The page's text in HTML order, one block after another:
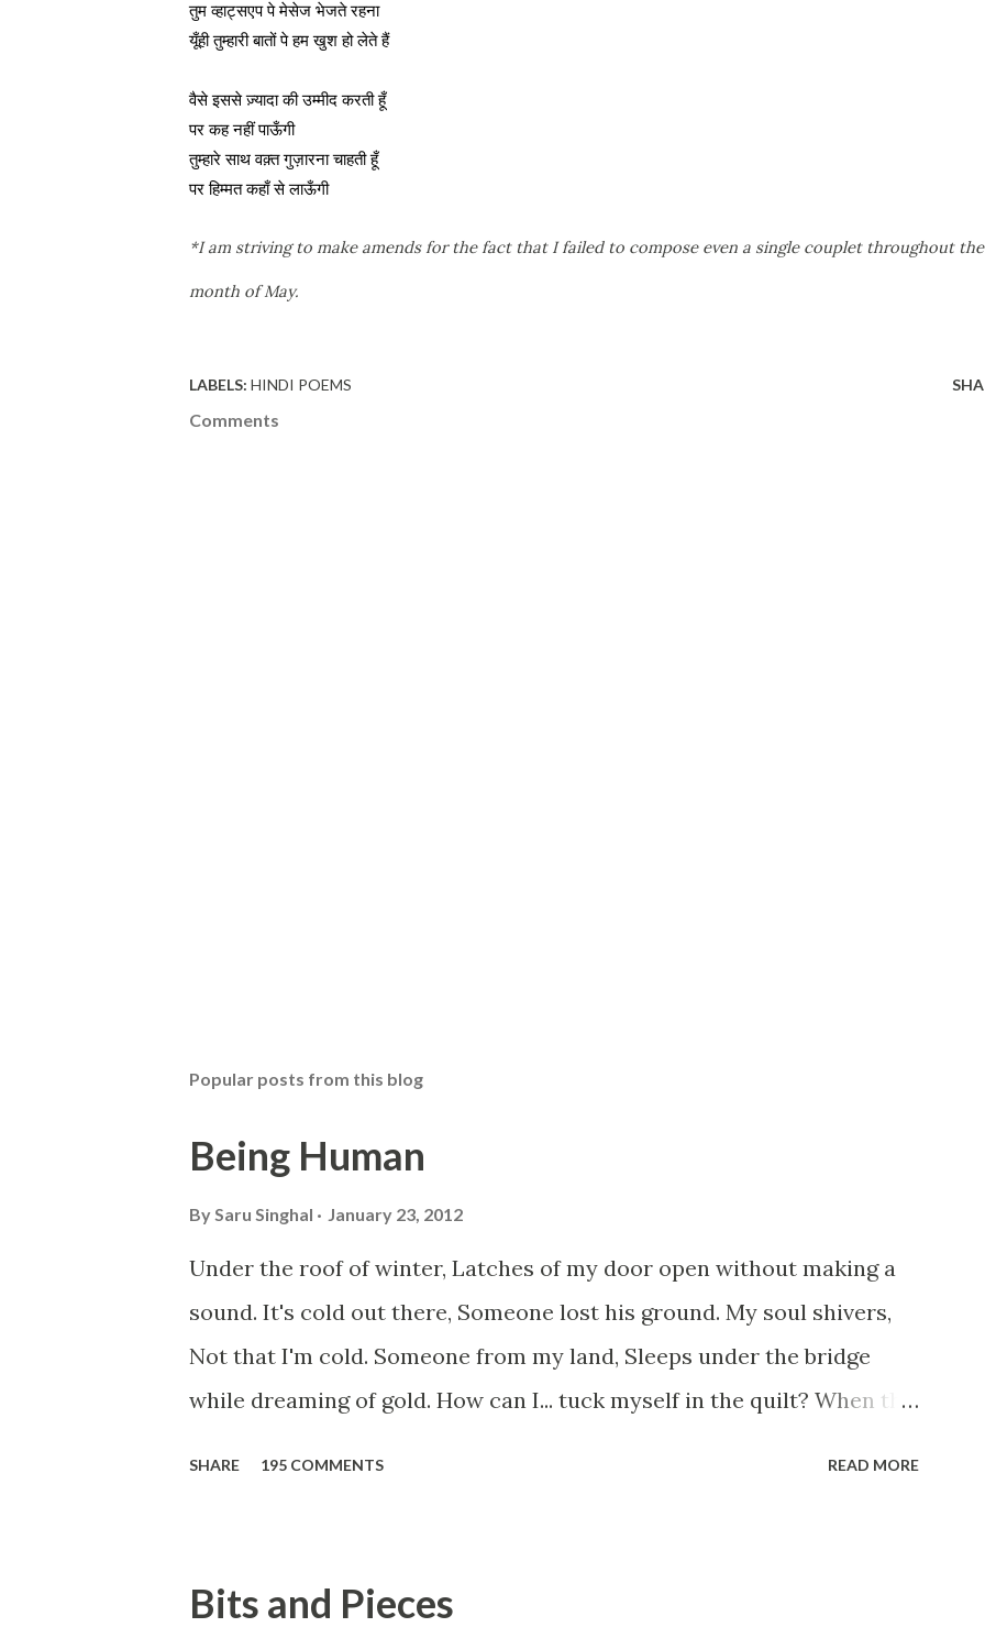
तुम व्हाट्सएप पे मेसेज भेजते रहना
यूँही तुम्हारी बातों पे हम खुश हो लेते हैं
वैसे इससे ज़्यादा की उम्मीद करती हूँ
पर कह नहीं पाऊँगी
तुम्हारे साथ वक़्त गुज़ारना चाहती हूँ
पर हिम्मत कहाँ से लाऊँगी
*I am striving to make amends for the fact that I failed to compose even a single couplet throughout the
month of May.
LABELS: HINDI POEMS
Comments
Popular posts from this blog
Being Human
BySaru Singhal January 23, 2012
Under the roof of winter, Latches of my door open without making a
sound. It's cold out there, Someone lost his ground. My soul shivers,
Not that I'm cold. Someone from my land, Sleeps under the bridge
while dreaming of gold. How can I... tuck myself in the quilt? When the
people are migrating for work or for better opportunities. But, not
SHARE 195 COMMENTS READ MORE
Bits and Pieces